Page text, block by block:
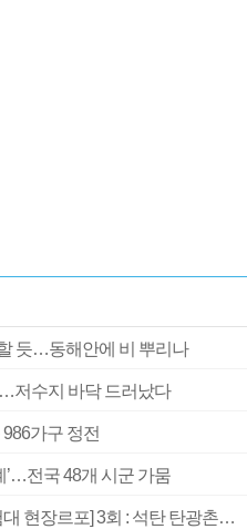
듯…동해안에 비 뿌리나
저수지 바닥 드러났다
가구 정전
’…전국 48개 시군 가뭄
[2026 부산청소년극지체험탐험대 현장르포] 3회 : 석탄 탄광촌에서 북극 연구의 중심지로